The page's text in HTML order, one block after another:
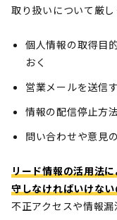
取り扱いについて厳し
個人情報の取得目
おく
営業メールを送信
情報の配信停止方
問い合わせや意見
リード情報の活用法
守しなければいけな
不正アクセスや情報漏